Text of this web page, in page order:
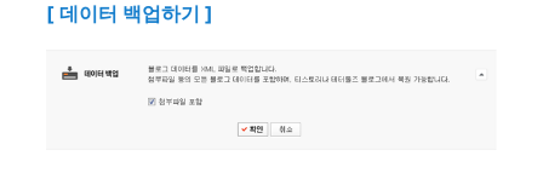
[ 데이터 백업하기 ]